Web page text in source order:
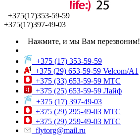
+375(17)353-59-59
+375(17)397-49-03
Нажмите, и мы Вам перезвоним!
+375 (17) 353-59-59
+375 (29) 653-59-59 Velcom/A1
+375 (33) 653-59-59 МТС
+375 (25) 653-59-59 Лайф
+375 (17) 397-49-03
+375 (29) 295-49-03 МТС
+375 (29) 259-49-03 МТС
flytorg@mail.ru